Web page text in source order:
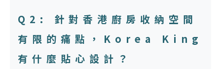
Q2: 針對香港廚房收納空間
有限的痛點，Korea King
有什麼貼心設計？